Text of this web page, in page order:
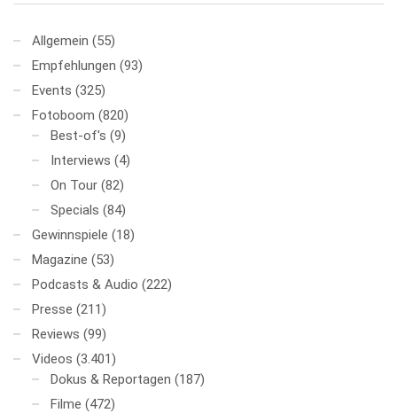
Allgemein (55)
Empfehlungen (93)
Events (325)
Fotoboom (820)
Best-of's (9)
Interviews (4)
On Tour (82)
Specials (84)
Gewinnspiele (18)
Magazine (53)
Podcasts & Audio (222)
Presse (211)
Reviews (99)
Videos (3.401)
Dokus & Reportagen (187)
Filme (472)